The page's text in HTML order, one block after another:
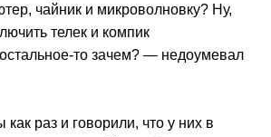
чайник и микроволновку? Ну,
телек и компик
то зачем? — недоумевал
раз и говорили, что у них в